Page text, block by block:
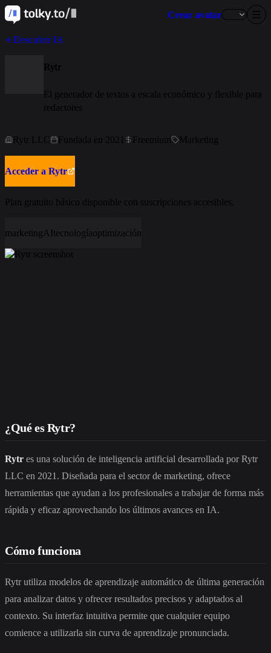
Crear avatar
Descubrir IA
Rytr
El generador de textos a escala económico y flexible para
redactores
Rytr LLC Fundada en 2021 Freemium Marketing
Acceder a Rytr
Plan gratuito básico disponible con suscripciones accesibles.
marketingAItecnologíaoptimización
¿Qué es Rytr?
Rytr es una solución de inteligencia artificial desarrollada por Rytr
LLC en 2021. Diseñada para el sector de marketing, ofrece
herramientas que ayudan a los profesionales a trabajar de forma más
rápida y eficaz aprovechando los últimos avances en IA.
Cómo funciona
Rytr utiliza modelos de aprendizaje automático de última generación
para analizar datos y ofrecer resultados precisos y adaptados al
contexto. Su interfaz intuitiva permite que cualquier equipo
comience a utilizarla sin curva de aprendizaje pronunciada.